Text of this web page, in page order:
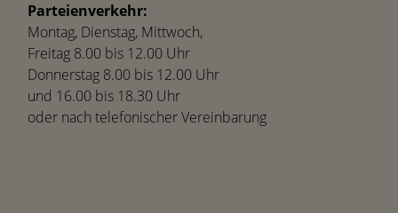
Parteienverkehr:
Montag, Dienstag, Mittwoch,
Freitag 8.00 bis 12.00 Uhr
Donnerstag 8.00 bis 12.00 Uhr
und 16.00 bis 18.30 Uhr
oder nach telefonischer Vereinbarung